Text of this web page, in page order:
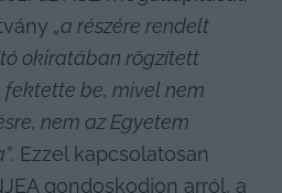
„a részére rendelt
okiratában rögzített
fektette be, mivel nem
nem az Egyetem
. Ezzel kapcsolatosan
gondoskodjon arról, a